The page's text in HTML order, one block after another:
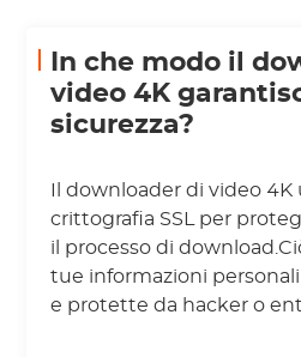
In che modo il
video 4K
sicurezza?
Il downloader di video 4K
crittografia SSL per
il processo di
tue informazioni
e protette da hacker o